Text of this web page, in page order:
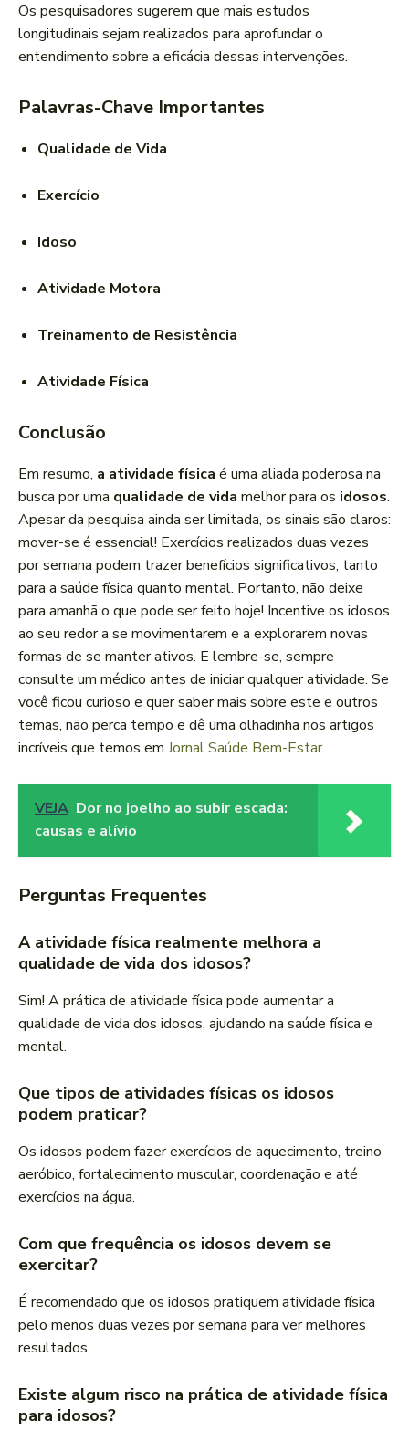
Os pesquisadores sugerem que mais estudos
longitudinais sejam realizados para aprofundar o
entendimento sobre a eficácia dessas intervenções.
Palavras-Chave Importantes
Qualidade de Vida
Exercício
Idoso
Atividade Motora
Treinamento de Resistência
Atividade Física
Conclusão
Em resumo, a atividade física é uma aliada poderosa na
busca por uma qualidade de vida melhor para os idosos.
Apesar da pesquisa ainda ser limitada, os sinais são claros:
mover-se é essencial! Exercícios realizados duas vezes
por semana podem trazer benefícios significativos, tanto
para a saúde física quanto mental. Portanto, não deixe
para amanhã o que pode ser feito hoje! Incentive os idosos
ao seu redor a se movimentarem e a explorarem novas
formas de se manter ativos. E lembre-se, sempre
consulte um médico antes de iniciar qualquer atividade. Se
você ficou curioso e quer saber mais sobre este e outros
temas, não perca tempo e dê uma olhadinha nos artigos
incríveis que temos em Jornal Saúde Bem-Estar.
VEJA Dor no joelho ao subir escada:
causas e alívio
Perguntas Frequentes
A atividade física realmente melhora a
qualidade de vida dos idosos?
Sim! A prática de atividade física pode aumentar a
qualidade de vida dos idosos, ajudando na saúde física e
mental.
Que tipos de atividades físicas os idosos
podem praticar?
Os idosos podem fazer exercícios de aquecimento, treino
aeróbico, fortalecimento muscular, coordenação e até
exercícios na água.
Com que frequência os idosos devem se
exercitar?
É recomendado que os idosos pratiquem atividade física
pelo menos duas vezes por semana para ver melhores
resultados.
Existe algum risco na prática de atividade física
para idosos?